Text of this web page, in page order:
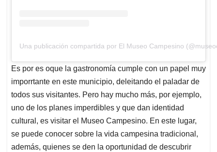
Una publicación compartida por El Museo Campesino
Es por es oque la gastronomía cumple con un papel muy
imporrtante en este municipio, deleitando el paladar de
todos sus visitantes. Pero hay mucho más, por ejemplo,
uno de los planes imperdibles y que dan identidad
cultural, es visitar el Museo Campesino. En este lugar,
se puede conocer sobre la vida campesina tradicional,
además, quienes se den la oportunidad de descubrir